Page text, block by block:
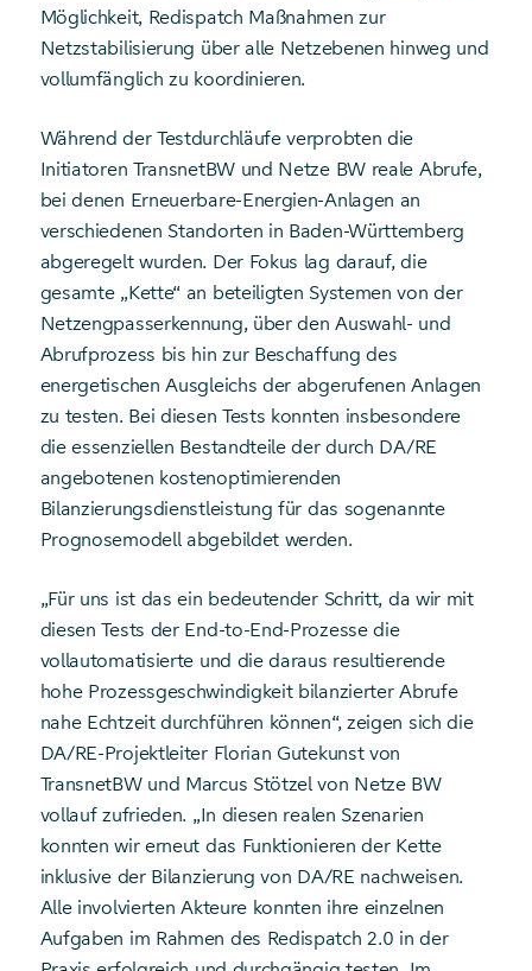
Möglichkeit, Redispatch Maßnahmen zur
Netzstabilisierung über alle Netzebenen hinweg und
vollumfänglich zu koordinieren.
Während der Testdurchläufe verprobten die
Initiatoren TransnetBW und Netze BW reale Abrufe,
bei denen Erneuerbare-Energien-Anlagen an
verschiedenen Standorten in Baden-Württemberg
abgeregelt wurden. Der Fokus lag darauf, die
gesamte „Kette“ an beteiligten Systemen von der
Netzengpasserkennung, über den Auswahl- und
Abrufprozess bis hin zur Beschaffung des
energetischen Ausgleichs der abgerufenen Anlagen
zu testen. Bei diesen Tests konnten insbesondere
die essenziellen Bestandteile der durch DA/RE
angebotenen kostenoptimierenden
Bilanzierungsdienstleistung für das sogenannte
Prognosemodell abgebildet werden.
„Für uns ist das ein bedeutender Schritt, da wir mit
diesen Tests der End-to-End-Prozesse die
vollautomatisierte und die daraus resultierende
hohe Prozessgeschwindigkeit bilanzierter Abrufe
nahe Echtzeit durchführen können“, zeigen sich die
DA/RE-Projektleiter Florian Gutekunst von
TransnetBW und Marcus Stötzel von Netze BW
vollauf zufrieden. „In diesen realen Szenarien
konnten wir erneut das Funktionieren der Kette
inklusive der Bilanzierung von DA/RE nachweisen.
Alle involvierten Akteure konnten ihre einzelnen
Aufgaben im Rahmen des Redispatch 2.0 in der